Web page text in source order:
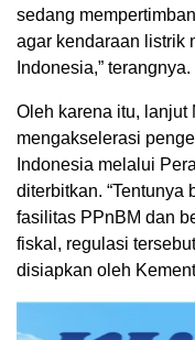
sedang
agar kendaraan listrik
Indonesia,” terangnya.
Oleh karena itu, lanjut
mengakselerasi
Indonesia melalui
diterbitkan. “Tentunya
fasilitas PPnBM dan
fiskal, regulasi
disiapkan oleh